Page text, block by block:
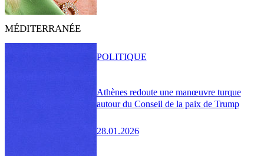
MÉDITERRANÉE
Athènes redoute une manœuvre turque
autour du Conseil de la paix de Trump
28.01.2026
POLITIQUE